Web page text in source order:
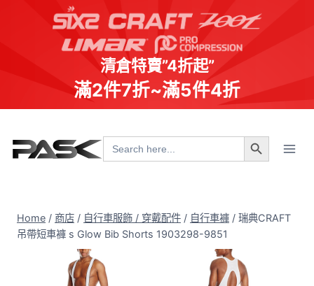
清倉特賣”4折起”
滿2件7折~滿5件4折
content
Search
for:
Search Button
Home / 商店 / 自行車服飾 / 穿戴配件 / 自行車褲 / 瑞典CRAFT
吊帶短車褲 s Glow Bib Shorts 1903298-9851